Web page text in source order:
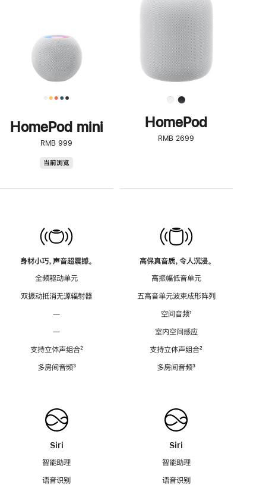
HomePod mini
RMB 999
当前浏览
身材小巧，声音超震撼。
全频驱动单元
双振动抵消无源辐射器
—
—
支持立体声组合脚
²
多房间音频脚
³
Siri
智能助理
语音识别
了
解
HomePod<
HomePod
RMB 2699
高保真音质，令人沉浸。
高振幅低音单元
五高音单元波束成形阵列
空间音频脚
¹
室内空间感应
支持立体声组合脚
²
多房间音频脚
³
Siri
智能助理
语音识别